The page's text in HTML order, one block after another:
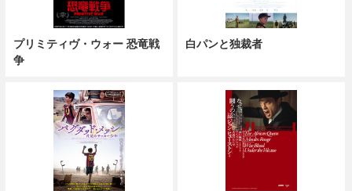
プリミティヴ・ウォー 恐竜戦
争
白パンと独裁者